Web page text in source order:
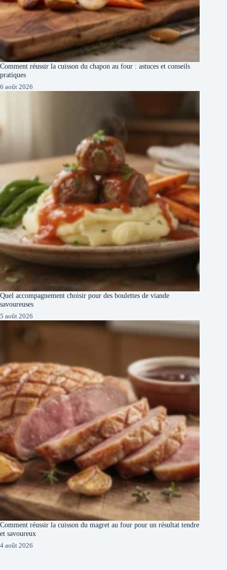
Comment réussir la cuisson du chapon au four : astuces et conseils
pratiques
6 août 2026
Quel accompagnement choisir pour des boulettes de viande
savoureuses
5 août 2026
Comment réussir la cuisson du magret au four pour un résultat tendre
et savoureux
4 août 2026